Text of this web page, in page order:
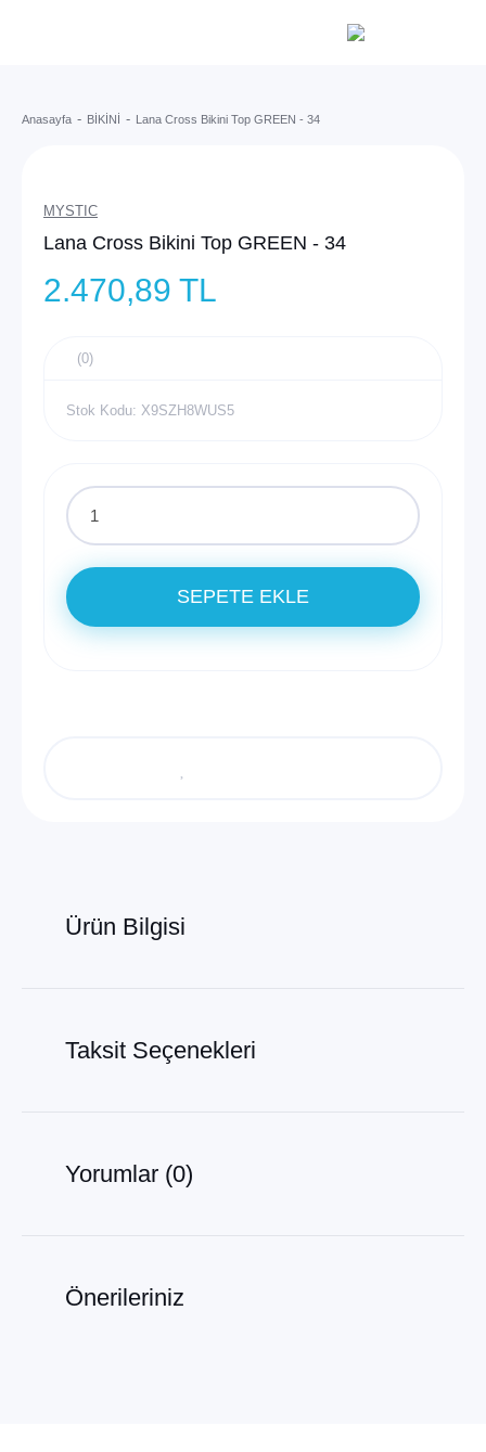
Anasayfa BİKİNİ Lana Cross Bikini Top GREEN - 34
MYSTIC
Lana Cross Bikini Top GREEN - 34
2.470,89 TL
(0)
Stok Kodu: X9SZH8WUS5
SEPETE EKLE
Ürün Bilgisi
Taksit Seçenekleri
Yorumlar (0)
Önerileriniz